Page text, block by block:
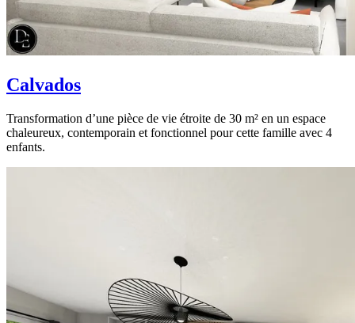
Calvados
Transformation d’une pièce de vie étroite de 30 m² en un espace
chaleureux, contemporain et fonctionnel pour cette famille avec 4
enfants.